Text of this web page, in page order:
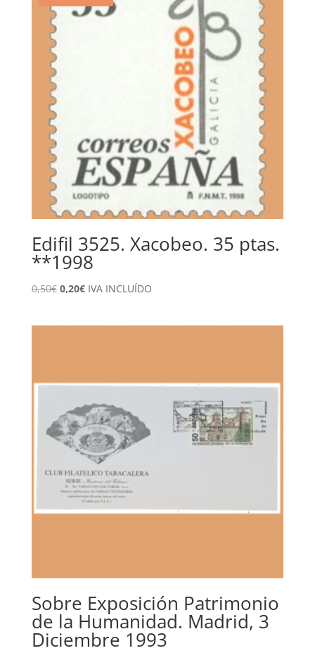
Edifil 3525. Xacobeo. 35 ptas.
**1998
0,50€ El
0,20€ElIVA INCLUÍDO
Sobre Exposición Patrimonio
de la Humanidad. Madrid, 3
Diciembre 1993